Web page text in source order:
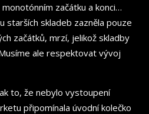
začátku a konci…
starších skladeb zazněla pouze
začátků, mrzí, jelikož skladby
ale respektovat vývoj
to, že nebylo vystoupení
připomínala úvodní kolečko